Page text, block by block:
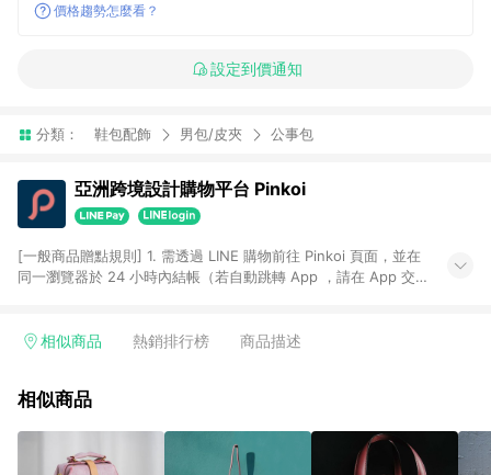
價格趨勢怎麼看？
設定到價通知
分類： 鞋包配飾 男包/皮夾 公事包
亞洲跨境設計購物平台 Pinkoi
[一般商品贈點規則] 1. 需透過 LINE 購物前往 Pinkoi 頁面，並在
同一瀏覽器於 24 小時內結帳（若自動跳轉 App ，請在 App 交
回饋訂單不得享有 Pinkoi 站方優惠，例如首購優惠，P coins，
行為，不具贈點資格，部分退款不在此限。 6. APP 請更新至
貨後 45 天後發送。 8. 群眾募資商品，禮物卡，開館保證金，補
運費，攤位費等不具贈點資格。 9. LINE 購物站上之商品規格、
相似商品 熱銷排行榜 商品描述
相似商品